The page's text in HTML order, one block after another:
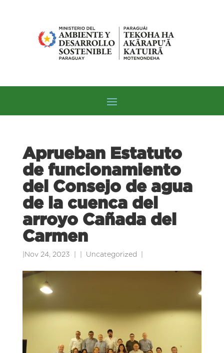
Aprueban Estatuto
de funcionamiento
del Consejo de agua
de la cuenca del
arroyo Cañada del
Carmen
Nov 24, 2023 Uncategorized